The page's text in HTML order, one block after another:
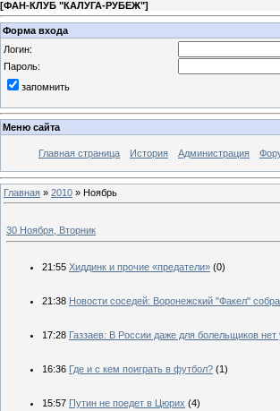
[ФАН-КЛУБ "КАЛУГА-РУБЕЖ"]
Форма входа
Логин:
Пароль:
запомнить
Меню сайта
Главная страница История Администрация
Главная » 2010 » Ноябрь
30 Ноября, Вторник
21:55 Хиддинк и прочие «предатели» (0)
21:38 Новости соседей: Воронежский "Факел"
17:28 Газзаев: В России даже для болельщиков нет
16:36 Где и с кем поиграть в футбол? (1)
15:57 Путин не поедет в Цюрих (4)